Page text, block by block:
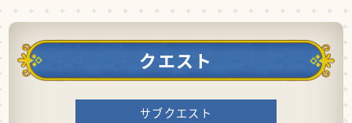
クエスト
サブクエスト